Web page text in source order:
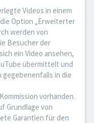
Videos in einem
Option „Erweiterter
werden von
Besucher der
ein Video ansehen,
übermittelt und
in die
vorhanden.
Grundlage von
Garantien für den